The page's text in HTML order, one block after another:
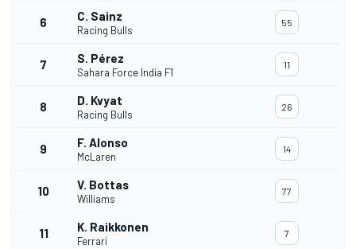
6 C. Sainz
Racing Bulls
55
7 S. Pérez
Sahara Force India F1
11
8 D. Kvyat
Racing Bulls
26
9 F. Alonso
McLaren
14
10 V. Bottas
Williams
77
11 K. Raikkonen
Ferrari
7